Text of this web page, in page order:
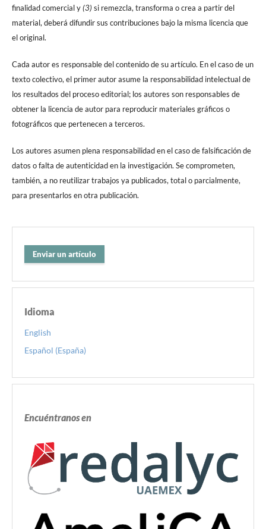
finalidad comercial y(3) si remezcla, transforma o crea a partir del
material, deberá difundir sus contribuciones bajo la misma licencia que
el original.
Cada autor es responsable del contenido de su artículo. En el caso de un
texto colectivo, el primer autor asume la responsabilidad intelectual de
los resultados del proceso editorial; los autores son responsables de
obtener la licencia de autor para reproducir materiales gráficos o
fotográficos que pertenecen a terceros.
Los autores asumen plena responsabilidad en el caso de falsificación de
datos o falta de autenticidad en la investigación. Se comprometen,
también, a no reutilizar trabajos ya publicados, total o parcialmente,
para presentarlos en otra publicación.
Enviar un artículo
Idioma
English
Español (España)
Encuéntranos en